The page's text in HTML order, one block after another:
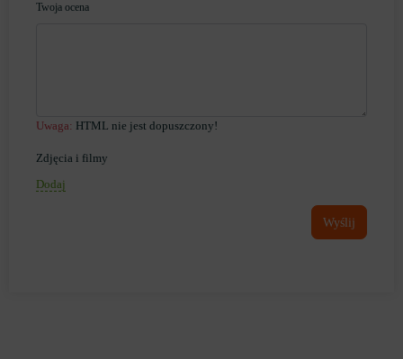
Twoja ocena
Uwaga: HTML nie jest dopuszczony!
Zdjęcia i filmy
Dodaj
Wyślij